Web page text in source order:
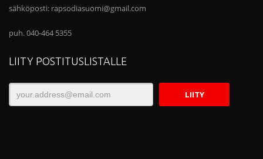
sähköposti: rapsodiasuomi@gmail.com
puh. 040-464 5355
LIITY POSTITUSLISTALLE